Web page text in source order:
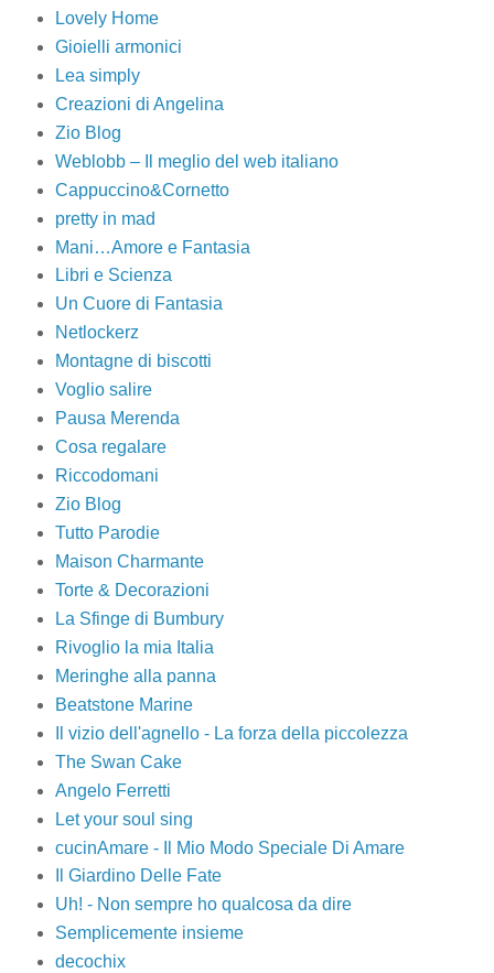
Lovely Home
Gioielli armonici
Lea simply
Creazioni di Angelina
Zio Blog
Weblobb – Il meglio del web italiano
Cappuccino&Cornetto
pretty in mad
Mani…Amore e Fantasia
Libri e Scienza
Un Cuore di Fantasia
Netlockerz
Montagne di biscotti
Voglio salire
Pausa Merenda
Cosa regalare
Riccodomani
Zio Blog
Tutto Parodie
Maison Charmante
Torte & Decorazioni
La Sfinge di Bumbury
Rivoglio la mia Italia
Meringhe alla panna
Beatstone Marine
Il vizio dell'agnello - La forza della piccolezza
The Swan Cake
Angelo Ferretti
Let your soul sing
cucinAmare - Il Mio Modo Speciale Di Amare
Il Giardino Delle Fate
Uh! - Non sempre ho qualcosa da dire
Semplicemente insieme
decochix